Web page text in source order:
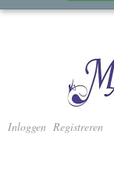
Inloggen Registreren